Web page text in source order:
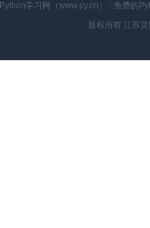
Python学习网（www.py.cn） - 免费的
版权所有 江苏